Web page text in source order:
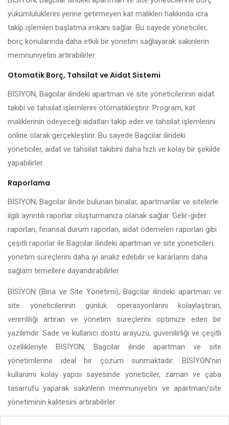
yükümlülüklerini yerine getirmeyen kat malikleri hakkında icra
takip işlemleri başlatma imkanı sağlar. Bu sayede yöneticiler,
borç konularında daha etkili bir yönetim sağlayarak sakinlerin
memnuniyetini artırabilirler.
Otomatik Borç, Tahsilat ve Aidat Sistemi
BİSİYON, Bagcilar ilindeki apartman ve site yöneticilerinin aidat
takibi ve tahsilat işlemlerini otomatikleştirir. Program, kat
maliklerinin ödeyeceği aidatları takip eder ve tahsilat işlemlerini
online olarak gerçekleştirir. Bu sayede Bagcilar ilindeki
yöneticiler, aidat ve tahsilat takibini daha hızlı ve kolay bir şekilde
yapabilirler.
Raporlama
BİSİYON, Bagcilar ilinde bulunan binalar, apartmanlar ve sitelerle
ilgili ayrıntılı raporlar oluşturmanıza olanak sağlar. Gelir-gider
raporları, finansal durum raporları, aidat ödemeleri raporları gibi
çeşitli raporlar ile Bagcilar ilindeki apartman ve site yöneticileri,
yönetim süreçlerini daha iyi analiz edebilir ve kararlarını daha
sağlam temellere dayandırabilirler.
BİSİYON (Bina ve Site Yönetimi), Bagcilar ilindeki apartman ve
site yöneticilerinin günlük operasyonlarını kolaylaştıran,
verimliliği artıran ve yönetim süreçlerini optimize eden bir
yazılımdır. Sade ve kullanıcı dostu arayüzü, güvenilirliği ve çeşitli
özellikleriyle BİSİYON, Bagcilar ilinde apartman ve site
yönetimlerine ideal bir çözüm sunmaktadır. BİSİYON'nin
kullanımı kolay yapısı sayesinde yöneticiler, zaman ve çaba
tasarrufu yaparak sakinlerin memnuniyetini ve apartman/site
yönetiminin kalitesini artırabilirler.